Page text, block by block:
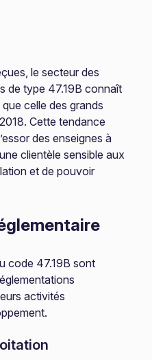
le secteur des
de type 47.19B connaît
celle des grands
Cette tendance
des enseignes à
clientèle sensible aux
et de pouvoir
code 47.19B sont
activités